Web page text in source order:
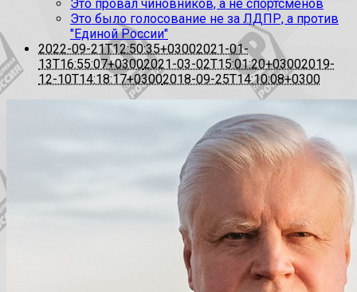
Это провал чиновников, а не спортсменов
Это было голосование не за ЛДПР, а против
"Единой России"
2022-09-21T12:50:35+03002021-01-
13T16:55:07+03002021-03-02T15:01:20+03002019-
12-10T14:18:17+03002018-09-25T14:10:08+0300